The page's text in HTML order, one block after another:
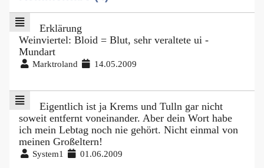
Erklärung
Weinviertel: Bloid = Blut, sehr veraltete ui -
Mundart
Marktroland 14.05.2009
Eigentlich ist ja Krems und Tulln gar nicht
soweit entfernt voneinander. Aber dein Wort habe
ich mein Lebtag noch nie gehört. Nicht einmal von
meinen Großeltern!
System1 01.06.2009